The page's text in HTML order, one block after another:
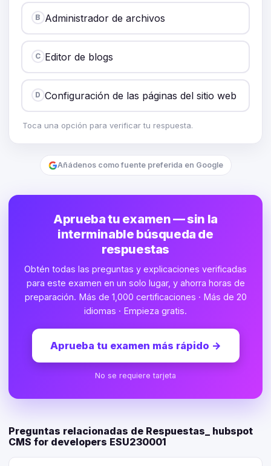
B Administrador de archivos
C Editor de blogs
D Configuración de las páginas del sitio web
Toca una opción para verificar tu respuesta.
Añádenos como fuente preferida en Google
Aprueba tu examen — sin la
interminable búsqueda de
respuestas
Obtén todas las preguntas y explicaciones verificadas
para este examen en un solo lugar, y ahorra horas de
preparación. Más de 1,000 certificaciones · Más de 20
idiomas · Empieza gratis.
Aprueba tu examen más rápido →
No se requiere tarjeta
Preguntas relacionadas de Respuestas_ hubspot
CMS for developers ESU230001